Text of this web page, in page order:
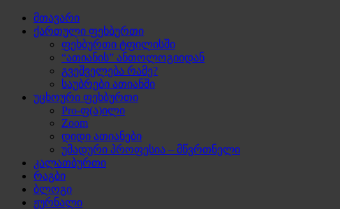
მთავარი
ქართული ფეხბურთი
ფეხბურთი ტფილისში
“ათიანის” ანთოლოგიიდან
გვეშველება რამე?
საუბრები ათიანში
უცხოური ფეხბურთი
Pro-ფ(ა)ილი
Zoom
დიდი ათიანები
უმადური პროფესია – მწვრთნელი
კალათბურთი
რაგბი
ბლოგი
ჟურნალი